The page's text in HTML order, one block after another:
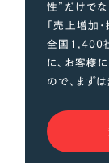
性”だけでな
「売上増加
全国1,400
に、お客様
ので、まず